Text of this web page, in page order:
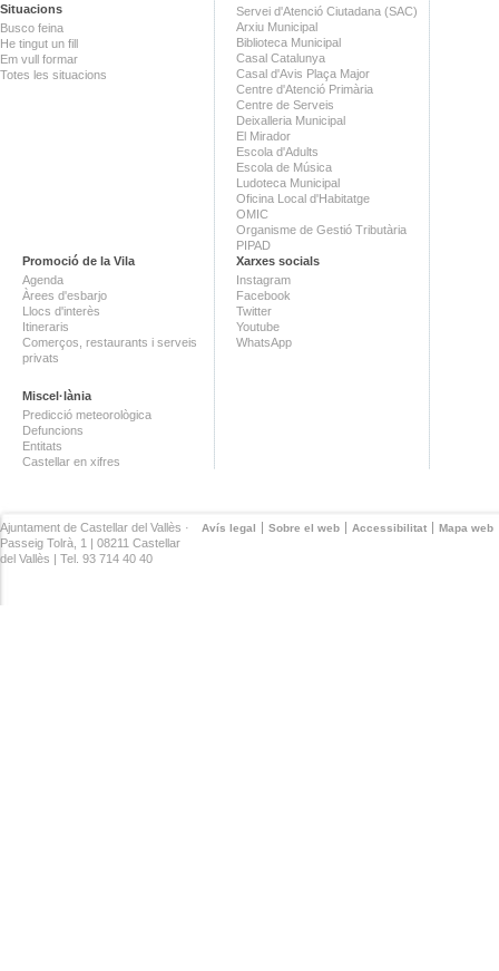
Situacions
Busco feina
He tingut un fill
Em vull formar
Totes les situacions
Servei d'Atenció Ciutadana (SAC)
Arxiu Municipal
Biblioteca Municipal
Casal Catalunya
Casal d'Avis Plaça Major
Centre d'Atenció Primària
Centre de Serveis
Deixalleria Municipal
El Mirador
Escola d'Adults
Escola de Música
Ludoteca Municipal
Oficina Local d'Habitatge
OMIC
Organisme de Gestió Tributària
PIPAD
Promoció de la Vila
Agenda
Àrees d'esbarjo
Llocs d'interès
Itineraris
Comerços, restaurants i serveis
privats
Miscel·lània
Predicció meteorològica
Defuncions
Entitats
Castellar en xifres
Xarxes socials
Instagram
Facebook
Twitter
Youtube
WhatsApp
Avís legal Sobre el web Accessibilitat Mapa web
Ajuntament de Castellar del Vallès ·
Passeig Tolrà, 1 | 08211 Castellar
del Vallès | Tel. 93 714 40 40